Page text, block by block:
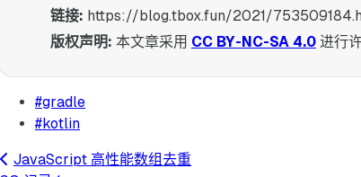
链接: https://blog.tbox.fun/2021/
版权声明: 本文章采用 CC BY-NC-SA 4.0 进行许
#gradle
#kotlin
JavaScript 高性能数组去重